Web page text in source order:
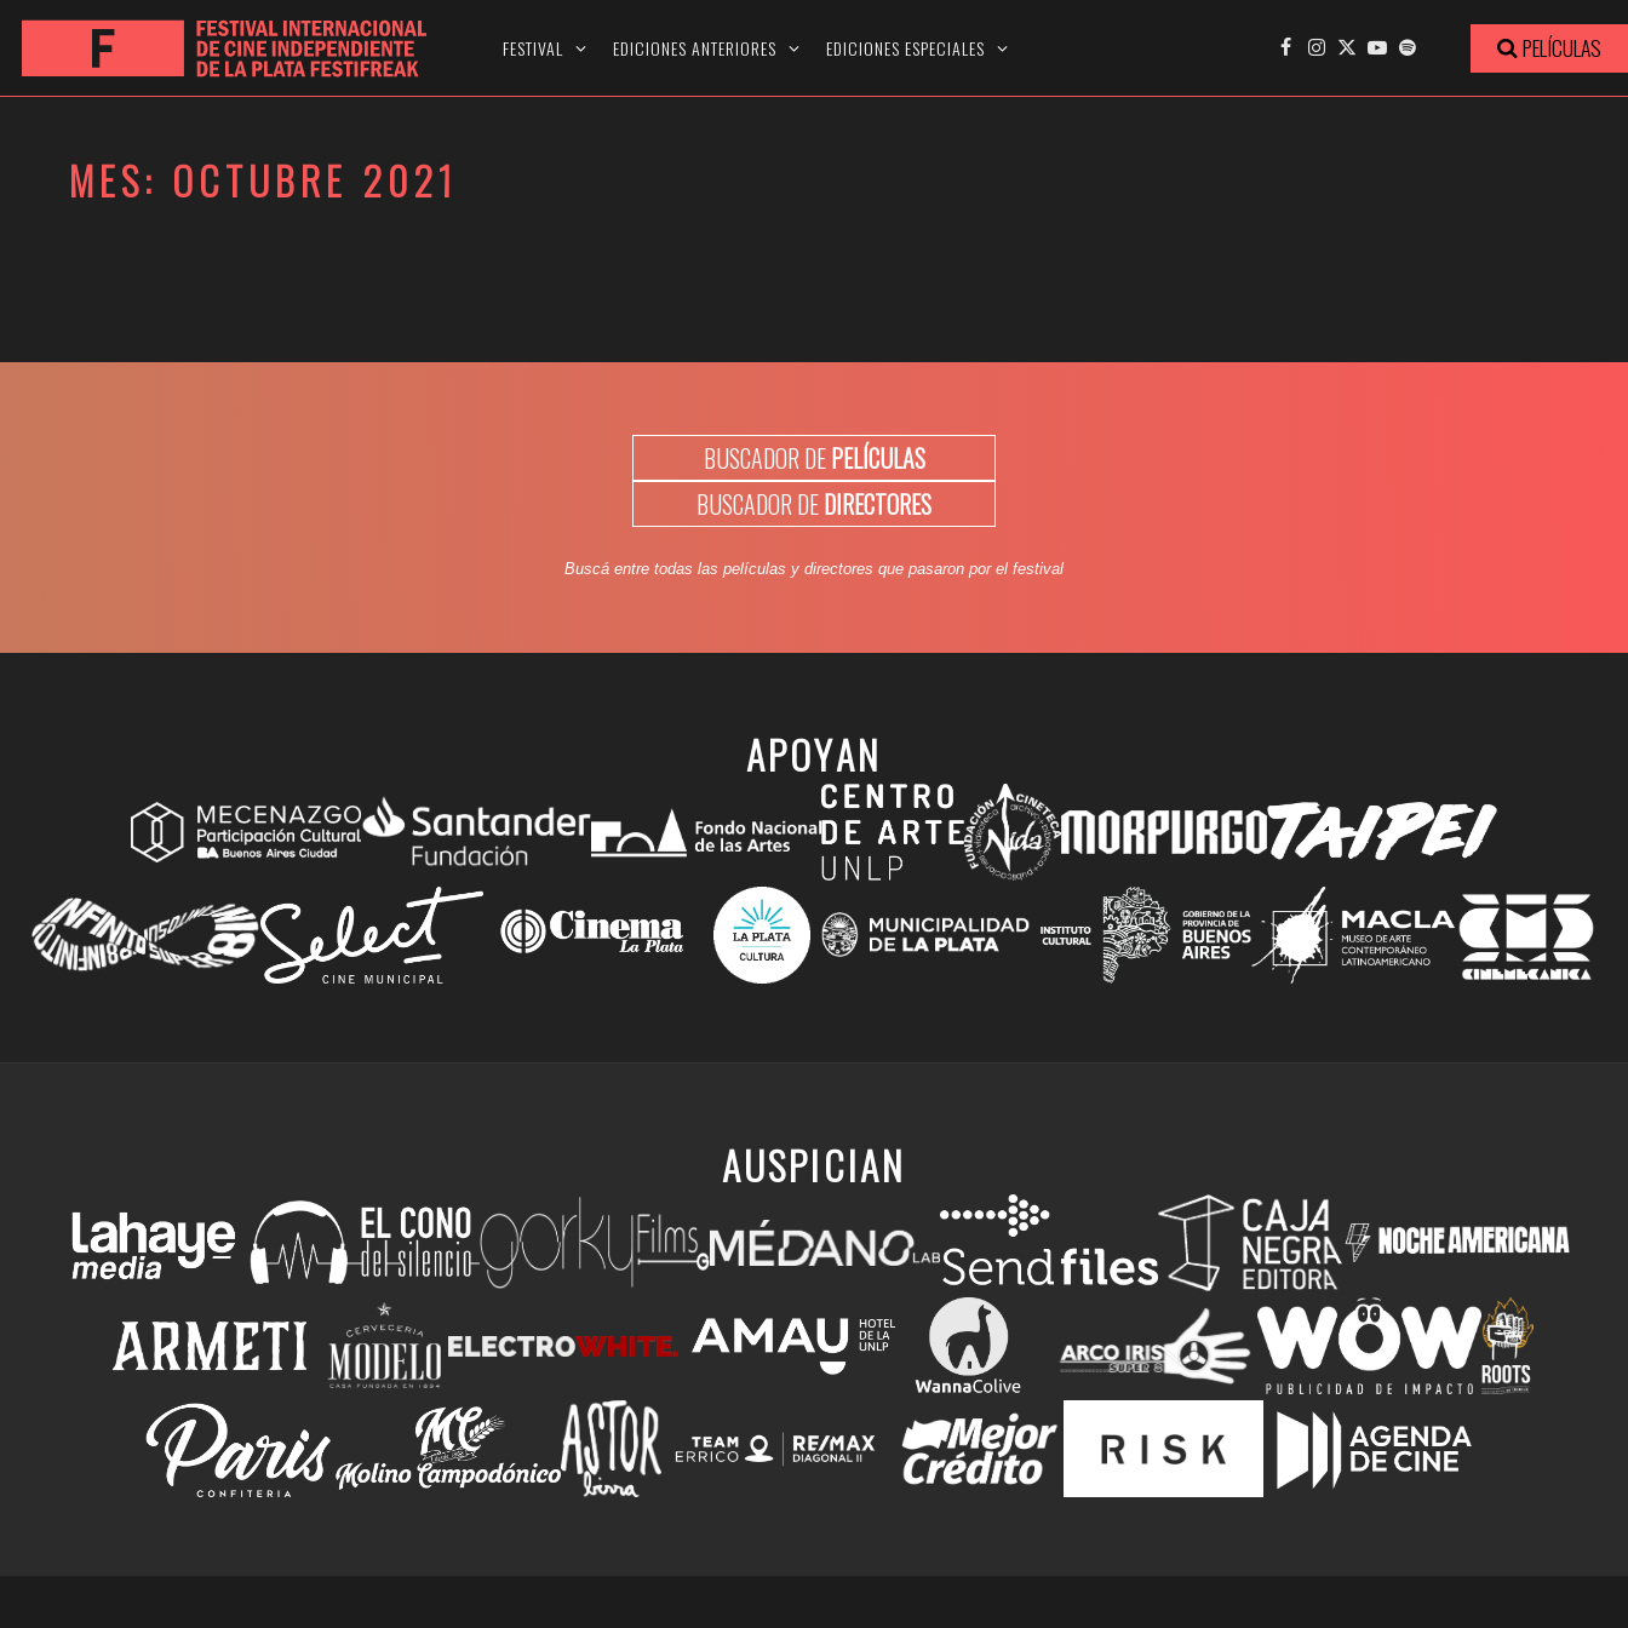
FESTIVAL EDICIONES ANTERIORES EDICIONES ESPECIALES PELÍCULAS
MES: OCTUBRE 2021
BUSCADOR DEPELÍCULAS
BUSCADOR DEDIRECTORES
Buscá entre todas las películas y directores que pasaron por el festival
APOYAN
AUSPICIAN